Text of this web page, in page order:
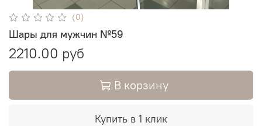
(0)
Шары для мужчин №59
2210.00 руб
В корзину
Купить в 1 клик